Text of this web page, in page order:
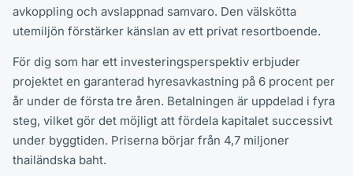
avkoppling och avslappnad samvaro. Den välskötta
utemiljön förstärker känslan av ett privat resortboende.
För dig som har ett investeringsperspektiv erbjuder
projektet en garanterad hyresavkastning på 6 procent per
år under de första tre åren. Betalningen är uppdelad i fyra
steg, vilket gör det möjligt att fördela kapitalet successivt
under byggtiden. Priserna börjar från 4,7 miljoner
thailändska baht.